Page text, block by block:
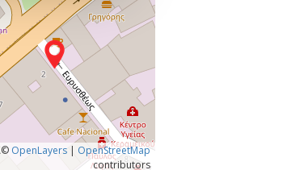
OpenLayers| OpenStreetMap
contributors